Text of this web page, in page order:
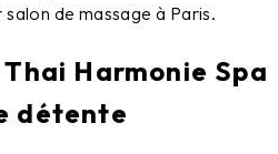
salon de massage à Paris.
Harmonie Spa
détente